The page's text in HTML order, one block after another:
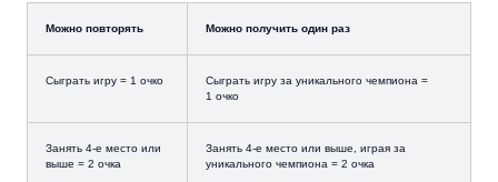
Можно повторять Можно получить один раз
Сыграть игру = 1 очко
Сыграть игру за уникального чемпиона =
1 очко
Занять 4-е место или
выше = 2 очка
Занять 4-е место или выше, играя за
уникального чемпиона = 2 очка